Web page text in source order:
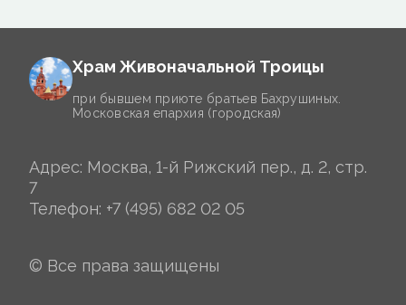
Храм Живоначальной Троицы
при бывшем приюте братьев Бахрушиных.
Московская епархия (городская)
Адрес: Москва, 1-й Рижский пер., д. 2, стр.
7
Телефон: +7 (495) 682 02 05
© Все права защищены